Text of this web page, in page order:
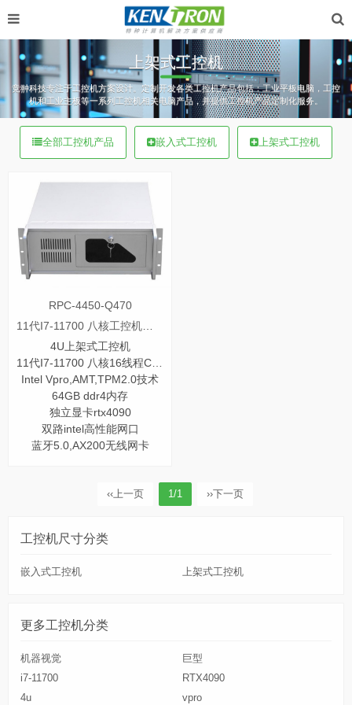
上架式工控机
竞翀科技专注于工控机方案设计。定制开发各类工控机产品包括：工业平板电脑，工控
机和工业主板等一系列工控机相关电脑产品，并提供工控机产品定制化服务。
全部工控机产品 嵌入式工控机 上架式工控机
RPC-4450-Q470
4U上架式工控机
11代I7-11700 八核16线程CPU
Intel Vpro,AMT,TPM2.0技术
64GB ddr4内存
独立显卡rtx4090
双路intel高性能网口
蓝牙5.0,AX200无线网卡
‹‹上一页 1/1 ››下一页
工控机尺寸分类
嵌入式工控机 上架式工控机
更多工控机分类
机器视觉
巨型
i7-11700
RTX4090
4u
vpro